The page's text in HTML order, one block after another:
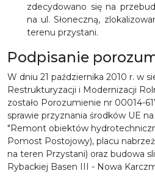
zdecydowano się na
na ul. Słoneczną,
terenu przystani.
Podpisanie
W dniu 21 października 2010 r. w
Restrukturyzacji i Modernizacji
zostało Porozumienie nr 00014-
sprawie przyznania środków UE
"Remont obiektów
Pomost Postojowy), placu
na teren Przystani) oraz budowa
Rybackiej Basen III - Nowa